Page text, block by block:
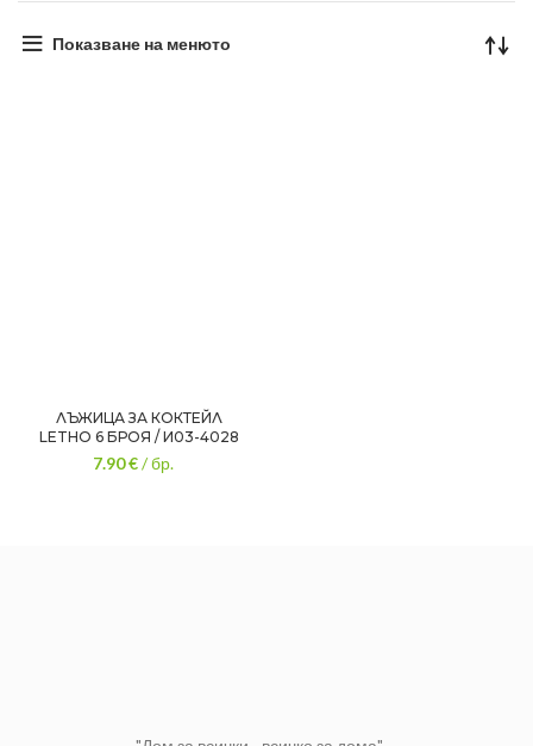
Показване на менюто
ЛЪЖИЦА ЗА КОКТЕЙЛ
LETHO 6 БРОЯ / И03-4028
7.90€/ бр.